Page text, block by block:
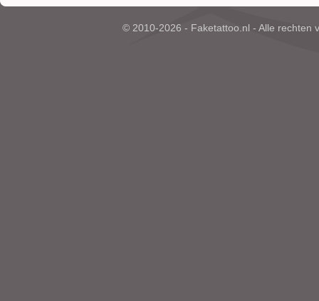
© 2010-2026 - Faketattoo.nl - Alle rechten